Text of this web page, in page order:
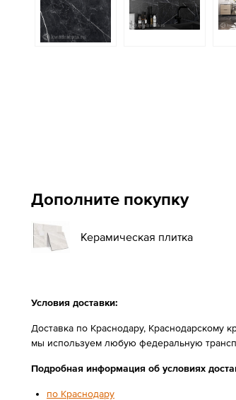
Дополните покупку
Керамическая плитка
Условия доставки:
Доставка по Краснодару, Краснодарскому
мы используем любую федеральную
Подробная информация об условиях
по Краснодару